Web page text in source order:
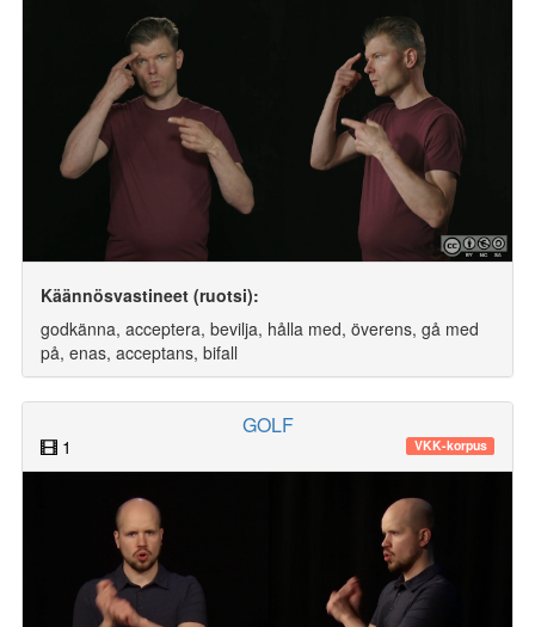
Käännösvastineet (ruotsi):
godkänna, acceptera, bevilja, hålla med, överens, gå med
på, enas, acceptans, bifall
GOLF
1 VKK-korpus